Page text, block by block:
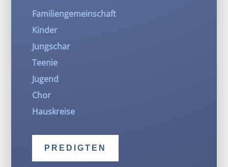
Familiengemeinschaft
Kinder
Jungschar
Teenie
Jugend
Chor
Hauskreise
PREDIGTEN